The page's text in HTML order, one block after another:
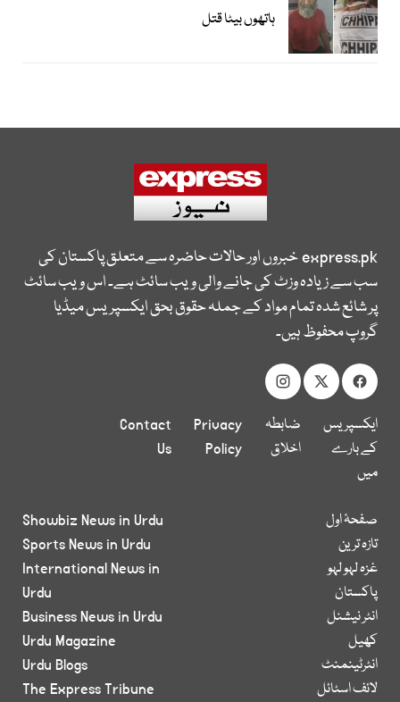
ہاتھوں بیٹا قتل
express.pkخبروں اور حالات حاضرہ سے متعلق پاکستان کی
سب سے زیادہ وزٹ کی جانے والی ویب سائٹ ہے۔ اس ویب سائٹ
پر شائع شدہ تمام مواد کے جملہ حقوق بحق ایکسپریس میڈیا
گروپ محفوظ ہیں۔
ایکسپریس
کے بارے
میں
ضابطہ
اخلاق
Privacy
Policy
Contact
Us
صفحۂ اول
تازہ ترین
غزہ لہو لہو
پاکستان
انٹر نیشنل
کھیل
انٹرٹینمنٹ
لائف اسٹائل
Showbiz News in Urdu
Sports News in Urdu
International News in
Urdu
Business News in Urdu
Urdu Magazine
Urdu Blogs
The Express Tribune